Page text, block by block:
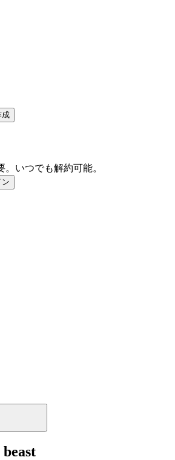
成
いつでも解約可能。
ン